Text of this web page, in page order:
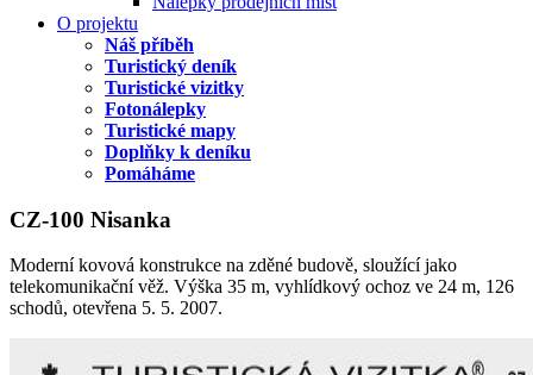
O projektu
Náš příběh
Turistický deník
Turistické vizitky
Fotonálepky
Turistické mapy
Doplňky k deníku
Pomáháme
CZ-100 Nisanka
Moderní kovová konstrukce na zděné budově, sloužící jako
telekomunikační věž. Výška 35 m, vyhlídkový ochoz ve 24 m, 126
schodů, otevřena 5. 5. 2007.